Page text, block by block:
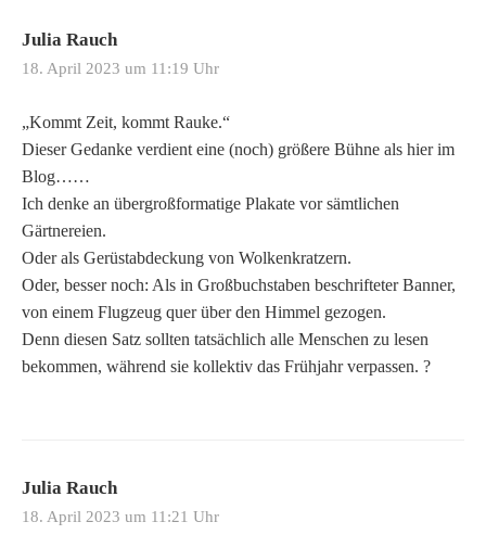
Julia Rauch
18. April 2023 um 11:19 Uhr
„Kommt Zeit, kommt Rauke.“
Dieser Gedanke verdient eine (noch) größere Bühne als hier im
Blog……
Ich denke an übergroßformatige Plakate vor sämtlichen
Gärtnereien.
Oder als Gerüstabdeckung von Wolkenkratzern.
Oder, besser noch: Als in Großbuchstaben beschrifteter Banner,
von einem Flugzeug quer über den Himmel gezogen.
Denn diesen Satz sollten tatsächlich alle Menschen zu lesen
bekommen, während sie kollektiv das Frühjahr verpassen. ?
Julia Rauch
18. April 2023 um 11:21 Uhr